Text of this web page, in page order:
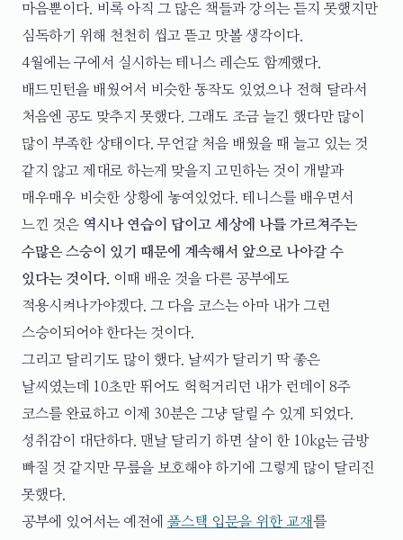
마음뿐이다. 비록 아직 그 많은 책들과 강의는 듣지 못했지만
심독하기 위해 천천히 씹고 뜯고 맛볼 생각이다.
4월에는 구에서 실시하는 테니스 레슨도 함께했다.
배드민턴을 배웠어서 비슷한 동작도 있었으나 전혀 달라서
처음엔 공도 맞추지 못했다. 그래도 조금 늘긴 했다만 많이
많이 부족한 상태이다. 무언갈 처음 배웠을 때 늘고 있는 것
같지 않고 제대로 하는게 맞을지 고민하는 것이 개발과
매우매우 비슷한 상황에 놓여있었다. 테니스를 배우면서
느낀 것은 역시나 연습이 답이고 세상에 나를 가르쳐주는
수많은 스승이 있기 때문에 계속해서 앞으로 나아갈 수
있다는 것이다.
이때 배운 것을 다른 공부에도
적용시켜나가야겠다. 그 다음 코스는 아마 내가 그런
스승이되어야 한다는 것이다.
그리고 달리기도 많이 했다. 날씨가 달리기 딱 좋은
날씨였는데 10초만 뛰어도 헉헉거리던 내가 런데이 8주
코스를 완료하고 이제 30분은 그냥 달릴 수 있게 되었다.
성취감이 대단하다. 맨날 달리기 하면 살이 한 10kg는 금방
빠질 것 같지만 무릎을 보호해야 하기에 그렇게 많이 달리진
못했다.
공부에 있어서는 예전에 풀스택 입문을 위한 교재를